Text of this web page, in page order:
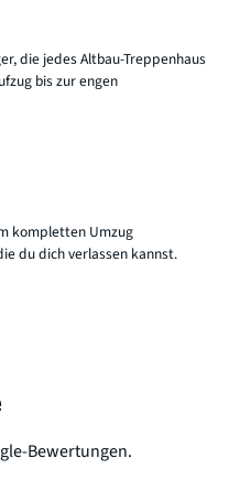
die jedes Altbau-Treppenhaus
bis zur engen
kompletten Umzug
du dich verlassen kannst.
Bewertungen.